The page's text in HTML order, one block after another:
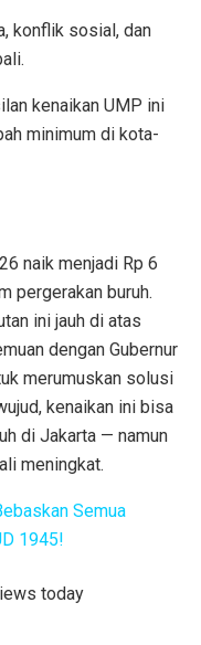
konflik sosial, dan
kenaikan UMP ini
minimum di kota-
naik menjadi Rp 6
pergerakan buruh.
ini jauh di atas
dengan Gubernur
merumuskan solusi
kenaikan ini bisa
di Jakarta — namun
meningkat.
Semua
1945!
today